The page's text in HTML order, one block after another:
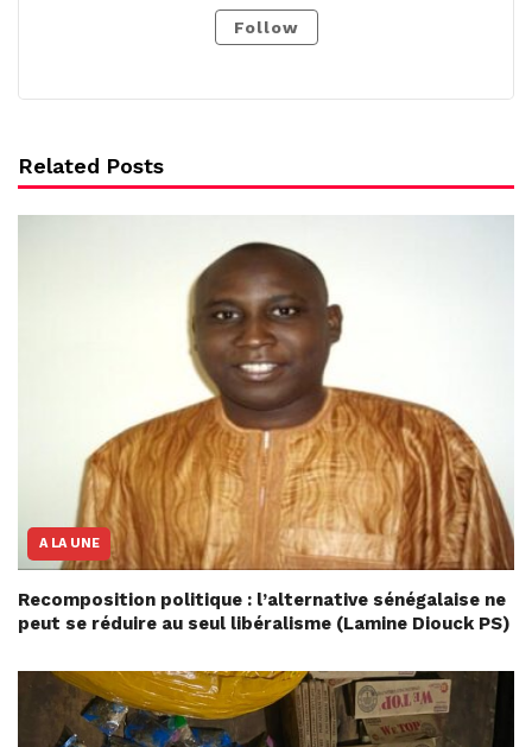
Follow
Related Posts
A LA UNE
Recomposition politique : l’alternative sénégalaise ne
peut se réduire au seul libéralisme (Lamine Diouck PS)